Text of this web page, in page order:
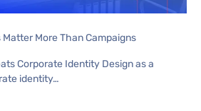
More Than Campaigns
Corporate Identity Design as a
identity…